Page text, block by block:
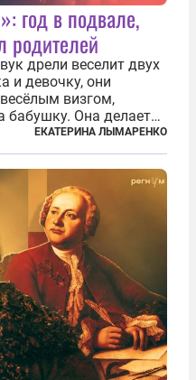
год в подвале,
родителей
дрели веселит двух
и девочку, они
визгом,
бабушку. Она делает
что она
дрель, конечно,
ЕКАТЕРИНА ЛЫМАРЕНКО